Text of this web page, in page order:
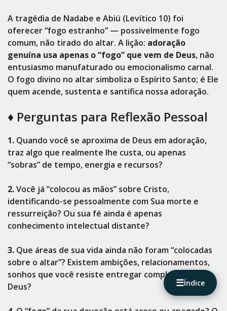
☰Índice
A tragédia de Nadabe e Abiú (Levítico 10) foi
oferecer “fogo estranho” — possivelmente fogo
comum, não tirado do altar. A lição: adoração
genuína usa apenas o “fogo” que vem de Deus, não
entusiasmo manufaturado ou emocionalismo carnal.
O fogo divino no altar simboliza o Espírito Santo; é Ele
quem acende, sustenta e santifica nossa adoração.
♦️ Perguntas para Reflexão Pessoal
1. Quando você se aproxima de Deus em adoração,
traz algo que realmente lhe custa, ou apenas
“sobras” de tempo, energia e recursos?
2.Você já “colocou as mãos” sobre Cristo,
identificando-se pessoalmente com Sua morte e
ressurreição? Ou sua fé ainda é apenas
conhecimento intelectual distante?
3. Que áreas de sua vida ainda não foram “colocadas
sobre o altar”? Existem ambições, relacionamentos,
sonhos que você resiste entregar completamente a
Deus?